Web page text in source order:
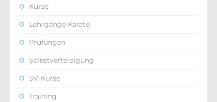
Kurse
Lehrgänge Karate
Prüfungen
Selbstverteidigung
SV-Kurse
Training